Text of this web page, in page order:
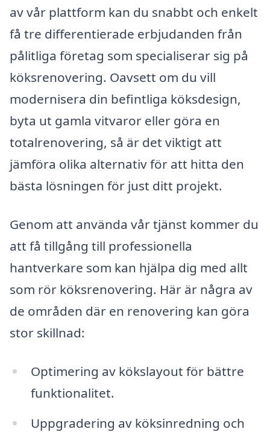
av vår plattform kan du snabbt och enkelt
få tre differentierade erbjudanden från
pålitliga företag som specialiserar sig på
köksrenovering. Oavsett om du vill
modernisera din befintliga köksdesign,
byta ut gamla vitvaror eller göra en
totalrenovering, så är det viktigt att
jämföra olika alternativ för att hitta den
bästa lösningen för just ditt projekt.
Genom att använda vår tjänst kommer du
att få tillgång till professionella
hantverkare som kan hjälpa dig med allt
som rör köksrenovering. Här är några av
de områden där en renovering kan göra
stor skillnad:
Optimering av kökslayout för bättre
funktionalitet.
Uppgradering av köksinredning och